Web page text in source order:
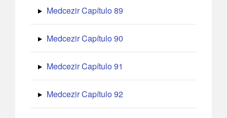
Medcezir Capítulo 89
Medcezir Capítulo 90
Medcezir Capítulo 91
Medcezir Capítulo 92